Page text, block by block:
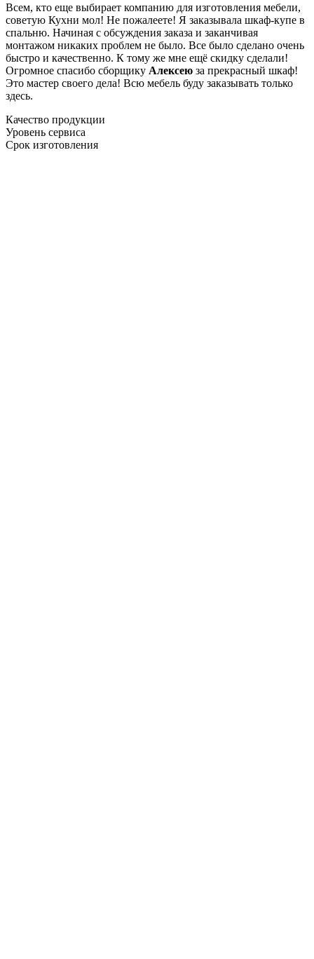
Всем, кто еще выбирает компанию для изготовления мебели,
советую Кухни мол! Не пожалеете! Я заказывала шкаф-купе в
спальню. Начиная с обсуждения заказа и заканчивая
монтажом никаких проблем не было. Все было сделано очень
быстро и качественно. К тому же мне ещё скидку сделали!
Огромное спасибо сборщику Алексею за прекрасный шкаф!
Это мастер своего дела! Всю мебель буду заказывать только
здесь.
Качество продукции
Уровень сервиса
Срок изготовления